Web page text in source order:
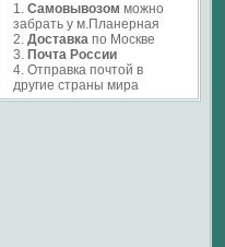
1. Самовывозом можно
забрать у м.Планерная
2. Доставка по Москве
3. Почта России
4. Отправка почтой в
другие страны мира